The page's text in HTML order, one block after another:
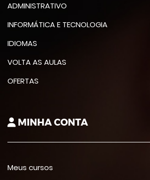
ADMINISTRATIVO
INFORMÁTICA E TECNOLOGIA
IDIOMAS
VOLTA AS AULAS
OFERTAS
MINHA CONTA
Meus cursos